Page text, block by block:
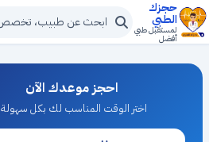
حجزك
الطبي
لمستقبل طبي
أفضل
احجز موعدك الآن
اختر الوقت المناسب لك بكل سهولة